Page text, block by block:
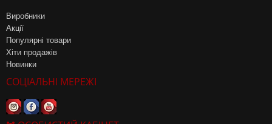
Виробники
Акції
Популярні товари
Хіти продажів
Новинки
СОЦІАЛЬНІ МЕРЕЖІ